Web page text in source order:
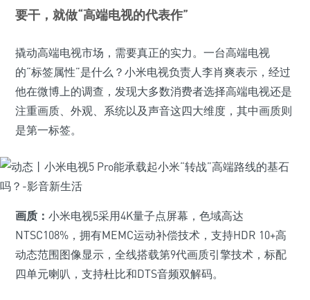
要干，就做“高端电视的代表作”
撬动高端电视市场，需要真正的实力。一台高端电视
的“标签属性”是什么？小米电视负责人李肖爽表示，经过
他在微博上的调查，发现大多数消费者选择高端电视还是
注重画质、外观、系统以及声音这四大维度，其中画质则
是第一标签。
画质： 小米电视5采用4K量子点屏幕，色域高达
NTSC108%，拥有MEMC运动补偿技术，支持HDR 10+高
动态范围图像显示，全线搭载第9代画质引擎技术，标配
四单元喇叭，支持杜比和DTS音频双解码。